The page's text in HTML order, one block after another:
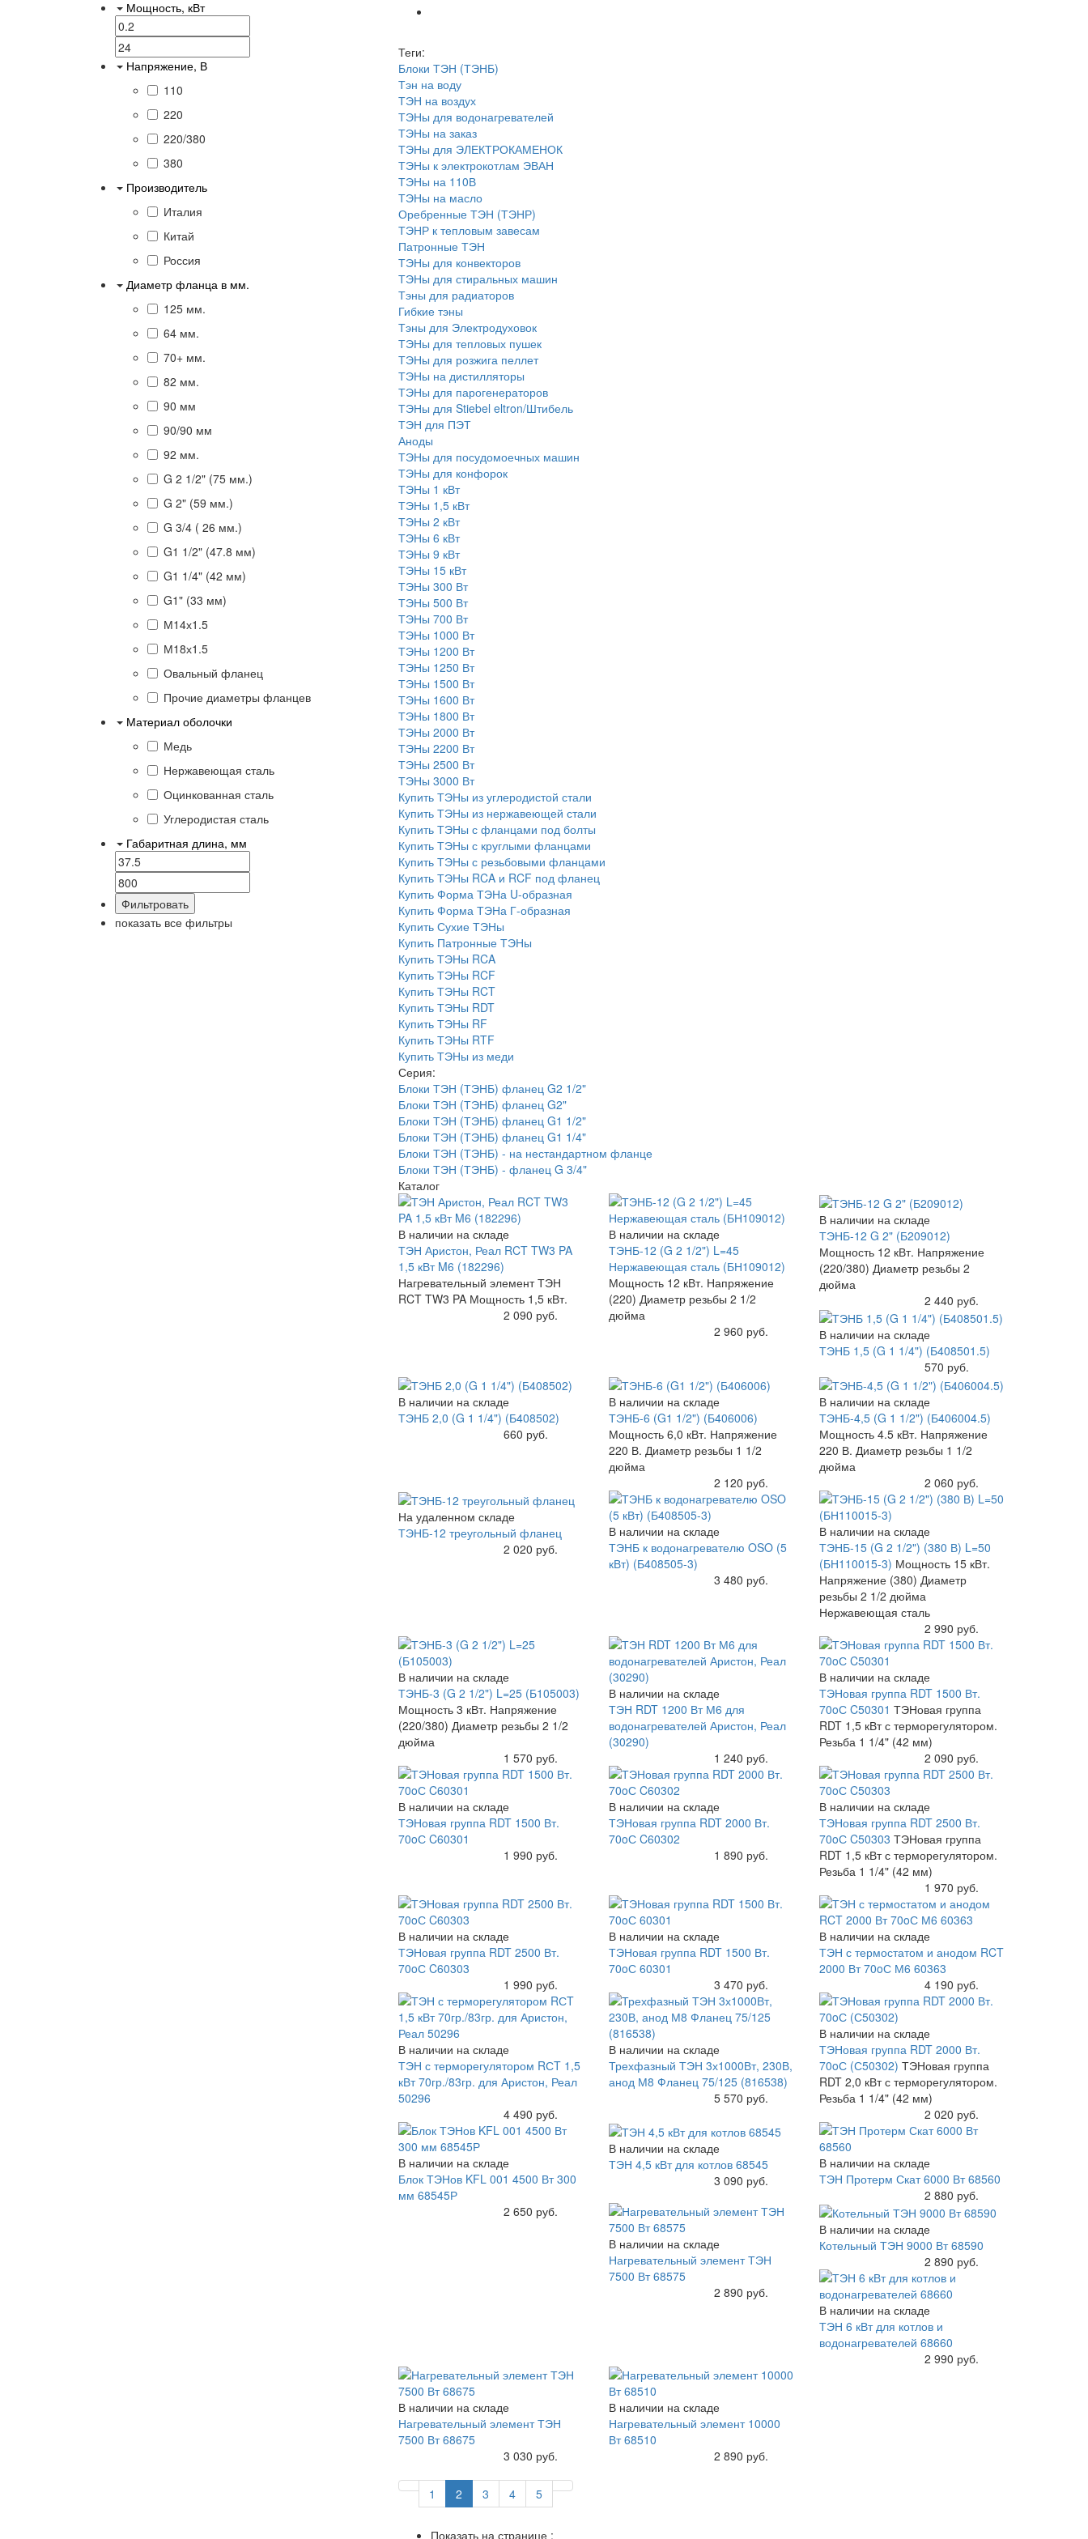
Мощность, кВт
Напряжение, В
110
220
220/380
380
Производитель
Италия
Китай
Россия
Диаметр фланца в мм.
125 мм.
64 мм.
70+ мм.
82 мм.
90 мм
90/90 мм
92 мм.
G 2 1/2" (75 мм.)
G 2" (59 мм.)
G 3/4 ( 26 мм.)
G1 1/2" (47.8 мм)
G1 1/4" (42 мм)
G1" (33 мм)
М14х1.5
М18х1.5
Овальный фланец
Прочие диаметры фланцев
Материал оболочки
Медь
Нержавеющая сталь
Оцинкованная сталь
Углеродистая сталь
Габаритная длина, мм
показать все фильтры
Теги:
Блоки ТЭН (ТЭНБ)
Тэн на воду
ТЭН на воздух
ТЭНы для водонагревателей
ТЭНы на заказ
ТЭНы для ЭЛЕКТРОКАМЕНОК
ТЭНы к электрокотлам ЭВАН
ТЭНы на 110В
ТЭНы на масло
Оребренные ТЭН (ТЭНР)
ТЭНР к тепловым завесам
Патронные ТЭН
ТЭНы для конвекторов
ТЭНы для стиральных машин
Тэны для радиаторов
Гибкие тэны
Тэны для Электродуховок
ТЭНы для тепловых пушек
ТЭНы для розжига пеллет
ТЭНы на дистилляторы
ТЭНы для парогенераторов
ТЭНы для Stiebel eltron/Штибель
ТЭН для ПЭТ
Аноды
ТЭНы для посудомоечных машин
ТЭНы для конфорок
ТЭНы 1 кВт
ТЭНы 1,5 кВт
ТЭНы 2 кВт
ТЭНы 6 кВт
ТЭНы 9 кВт
ТЭНы 15 кВт
ТЭНы 300 Вт
ТЭНы 500 Вт
ТЭНы 700 Вт
ТЭНы 1000 Вт
ТЭНы 1200 Вт
ТЭНы 1250 Вт
ТЭНы 1500 Вт
ТЭНы 1600 Вт
ТЭНы 1800 Вт
ТЭНы 2000 Вт
ТЭНы 2200 Вт
ТЭНы 2500 Вт
ТЭНы 3000 Вт
Купить ТЭНы из углеродистой стали
Купить ТЭНы из нержавеющей стали
Купить ТЭНы с фланцами под болты
Купить ТЭНы с круглыми фланцами
Купить ТЭНы с резьбовыми фланцами
Купить ТЭНы RCA и RCF под фланец
Купить Форма ТЭНа U-образная
Купить Форма ТЭНа Г-образная
Купить Сухие ТЭНы
Купить Патронные ТЭНы
Купить ТЭНы RCA
Купить ТЭНы RCF
Купить ТЭНы RCT
Купить ТЭНы RDT
Купить ТЭНы RF
Купить ТЭНы RTF
Купить ТЭНы из меди
Серия:
Блоки ТЭН (ТЭНБ) фланец G2 1/2"
Блоки ТЭН (ТЭНБ) фланец G2"
Блоки ТЭН (ТЭНБ) фланец G1 1/2"
Блоки ТЭН (ТЭНБ) фланец G1 1/4"
Блоки ТЭН (ТЭНБ) - на нестандартном фланце
Блоки ТЭН (ТЭНБ) - фланец G 3/4"
Каталог
В наличии на складе
ТЭН Аристон, Реал RCT TW3 PA
1,5 кВт M6 (182296)
Нагревательный элемент ТЭН
RCT TW3 PA Мощность 1,5 кВт.
2 090 руб.
В наличии на складе
ТЭНБ-12 (G 2 1/2") L=45
Нержавеющая сталь (БН109012)
Мощность 12 кВт. Напряжение
(220) Диаметр резьбы 2 1/2
дюйма
2 960 руб.
В наличии на складе
ТЭНБ-12 G 2" (Б209012)
Мощность 12 кВт. Напряжение
(220/380) Диаметр резьбы 2
дюйма
2 440 руб.
В наличии на складе
ТЭНБ 1,5 (G 1 1/4") (Б408501.5)
570 руб.
В наличии на складе
ТЭНБ 2,0 (G 1 1/4") (Б408502)
660 руб.
В наличии на складе
ТЭНБ-6 (G1 1/2") (Б406006)
Мощность 6,0 кВт. Напряжение
220 В. Диаметр резьбы 1 1/2
дюйма
2 120 руб.
В наличии на складе
ТЭНБ-4,5 (G 1 1/2") (Б406004.5)
Мощность 4.5 кВт. Напряжение
220 В. Диаметр резьбы 1 1/2
дюйма
2 060 руб.
На удаленном складе
ТЭНБ-12 треугольный фланец
2 020 руб.
В наличии на складе
ТЭНБ к водонагревателю OSO (5
кВт) (Б408505-3)
3 480 руб.
В наличии на складе
ТЭНБ-15 (G 2 1/2") (380 В) L=50
(БН110015-3) Мощность 15 кВт.
Напряжение (380) Диаметр
резьбы 2 1/2 дюйма
Нержавеющая сталь
2 990 руб.
В наличии на складе
ТЭНБ-3 (G 2 1/2") L=25 (Б105003)
Мощность 3 кВт. Напряжение
(220/380) Диаметр резьбы 2 1/2
дюйма
1 570 руб.
В наличии на складе
ТЭН RDT 1200 Вт М6 для
водонагревателей Аристон, Реал
(30290)
1 240 руб.
В наличии на складе
ТЭНовая группа RDT 1500 Вт.
70oС C50301 ТЭНовая группа
RDT 1,5 кВт с терморегулятором.
Резьба 1 1/4" (42 мм)
2 090 руб.
В наличии на складе
ТЭНовая группа RDT 1500 Вт.
70oС C60301
1 990 руб.
В наличии на складе
ТЭНовая группа RDT 2000 Вт.
70oС C60302
1 890 руб.
В наличии на складе
ТЭНовая группа RDT 2500 Вт.
70oС C50303 ТЭНовая группа
RDT 1,5 кВт с терморегулятором.
Резьба 1 1/4" (42 мм)
1 970 руб.
В наличии на складе
ТЭНовая группа RDT 2500 Вт.
70oС C60303
1 990 руб.
В наличии на складе
ТЭНовая группа RDT 1500 Вт.
70oС 60301
3 470 руб.
В наличии на складе
ТЭН с термостатом и анодом RCT
2000 Вт 70oС М6 60363
4 190 руб.
В наличии на складе
ТЭН с терморегулятором RСT 1,5
кВт 70гр./83гр. для Аристон, Реал
50296
4 490 руб.
В наличии на складе
Трехфазный ТЭН 3х1000Вт, 230В,
анод М8 Фланец 75/125 (816538)
5 570 руб.
В наличии на складе
ТЭНовая группа RDT 2000 Вт.
70oС (С50302) ТЭНовая группа
RDT 2,0 кВт с терморегулятором.
Резьба 1 1/4" (42 мм)
2 020 руб.
В наличии на складе
Блок ТЭНов KFL 001 4500 Вт 300
мм 68545Р
2 650 руб.
В наличии на складе
ТЭН 4,5 кВт для котлов 68545
3 090 руб.
В наличии на складе
ТЭН Протерм Скат 6000 Вт 68560
2 880 руб.
В наличии на складе
Нагревательный элемент ТЭН
7500 Вт 68575
2 890 руб.
В наличии на складе
Котельный ТЭН 9000 Вт 68590
2 890 руб.
В наличии на складе
ТЭН 6 кВт для котлов и
водонагревателей 68660
2 990 руб.
В наличии на складе
Нагревательный элемент ТЭН
7500 Вт 68675
3 030 руб.
В наличии на складе
Нагревательный элемент 10000
Вт 68510
2 890 руб.
1 2 3 4 5
Показать на странице :